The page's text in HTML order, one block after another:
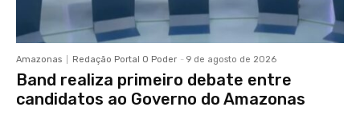
Amazonas Redação Portal O Poder - 9 de agosto de 2026
Band realiza primeiro debate entre
candidatos ao Governo do Amazonas